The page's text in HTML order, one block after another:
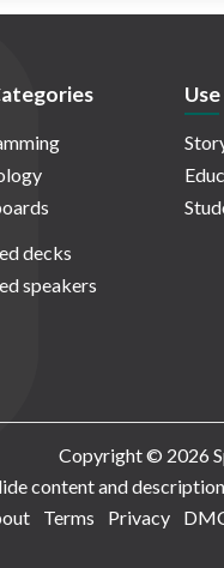
decks
speakers
Copyright © 2026
content and
Terms Privacy